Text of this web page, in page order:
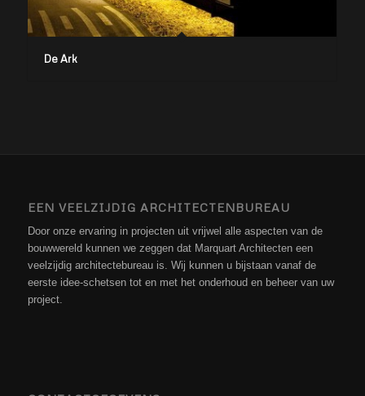
De Ark
EEN VEELZIJDIG ARCHITECTENBUREAU
Door onze ervaring in projecten uit vrijwel alle aspecten van de
bouwwereld kunnen we zeggen dat Marquart Architecten een
veelzijdig architectebureau is. Wij kunnen u bijstaan vanaf de
eerste idee-schetsen tot en met het onderhoud en beheer van uw
project.